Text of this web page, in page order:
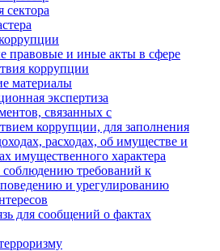
сектора
правовые и иные акты в сфере
коррупции
материалы
экспертиза
связанных с
коррупции, для заполнения
расходах, об имуществе и
имущественного характера
требований к
и урегулированию
для сообщений о фактах